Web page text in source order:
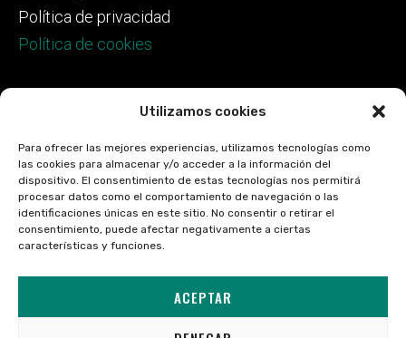
Utilizamos cookies
Para ofrecer las mejores experiencias, utilizamos tecnologías como
las cookies para almacenar y/o acceder a la información del
dispositivo. El consentimiento de estas tecnologías nos permitirá
procesar datos como el comportamiento de navegación o las
identificaciones únicas en este sitio. No consentir o retirar el
consentimiento, puede afectar negativamente a ciertas
características y funciones.
ACEPTAR
Política de privacidad
Política de cookies
Financiado por la Unión Europea –